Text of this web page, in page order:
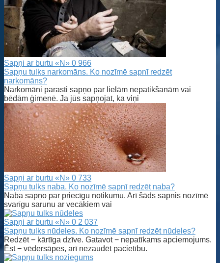
Sapņi ar burtu «N» 0 966
Sapņu tulks narkomāns. Ko nozīmē sapnī redzēt
narkomāns?
Narkomāni parasti sapņo par lielām nepatikšanām vai
bēdām ģimenē. Ja jūs sapņojat, ka viņi
Sapņi ar burtu «N» 0 733
Sapņu tulks naba. Ko nozīmē sapnī redzēt naba?
Naba sapņo par priecīgu notikumu. Arī šāds sapnis nozīmē
svarīgu sarunu ar vecākiem vai
Sapņi ar burtu «N» 0 2 037
Sapņu tulks nūdeles. Ko nozīmē sapnī redzēt nūdeles?
Redzēt − kārtīga dzīve. Gatavot − nepatīkams apciemojums.
Ēst − vēdersāpes, arī nezaudēt pacietību.